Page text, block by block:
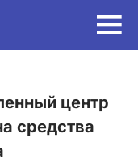
средства